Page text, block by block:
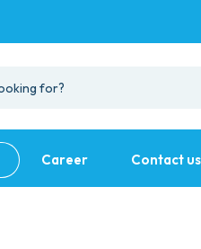
Career Contact us